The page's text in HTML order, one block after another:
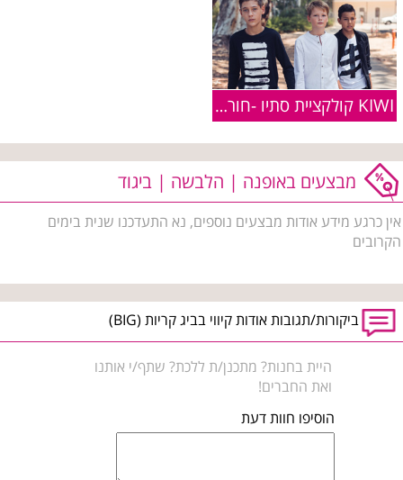
KIWI קולקציית סתיו -חורף 2018/19
מבצעים באופנה | הלבשה | ביגוד
אין כרגע מידע אודות מבצעים נוספים, נא התעדכנו שנית בימים
הקרובים
ביקורות/תגובות אודות קיווי בביג קריות (BIG)
היית בחנות? מתכנן/ת ללכת? שתף/י אותנו
ואת החברים!
הוסיפו חוות דעת